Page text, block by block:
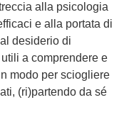
alla psicologia
e alla portata di
desiderio di
a comprendere e
modo per sciogliere
(ri)partendo da sé